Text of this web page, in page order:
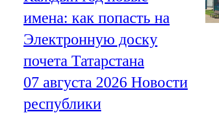
имена: как попасть на
Электронную доску
почета Татарстана
07 августа 2026 Новости
республики